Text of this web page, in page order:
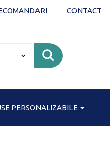
CONTACT
PERSONALIZABILE